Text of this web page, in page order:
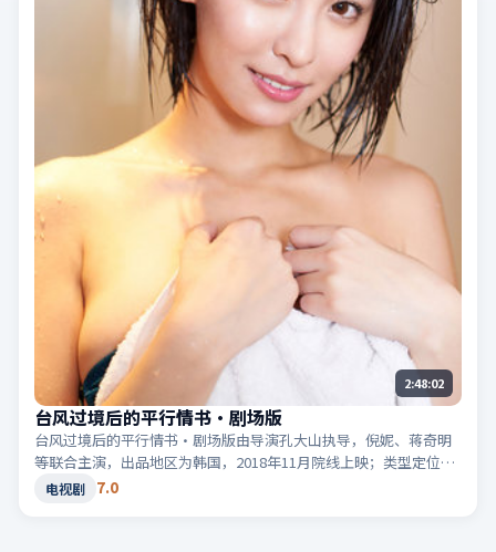
2:48:02
台风过境后的平行情书·剧场版
台风过境后的平行情书·剧场版由导演孔大山执导，倪妮、蒋奇明
等联合主演，出品地区为韩国，2018年11月院线上映；类型定位为
电视剧·爱情，关于错过与重逢。适合检索「韩国爱情」「2018高
电视剧 7.0